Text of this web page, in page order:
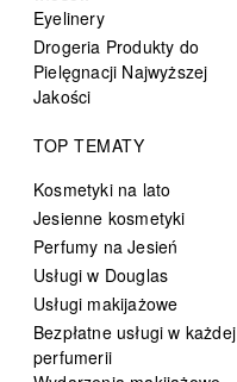
Eyelinery
Drogeria Produkty do
Pielęgnacji Najwyższej
Jakości
TOP TEMATY
Kosmetyki na lato
Jesienne kosmetyki
Perfumy na Jesień
Usługi w Douglas
Usługi makijażowe
Bezpłatne usługi w każdej
perfumerii